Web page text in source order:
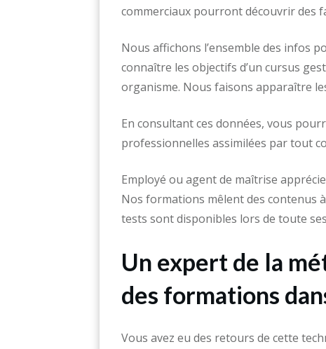
commerciaux pourront découvrir des
Nous affichons l’ensemble des infos
connaître les objectifs d’un cursus
organisme. Nous faisons apparaître
En consultant ces données, vous
professionnelles assimilées par tout
Employé ou agent de maîtrise
Nos formations mêlent des contenus
tests sont disponibles lors de toute
Un expert de la
des formations
Vous avez eu des retours de cette